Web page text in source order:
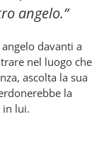
angelo.”
davanti a
nel luogo che
ascolta la sua
la
in lui.